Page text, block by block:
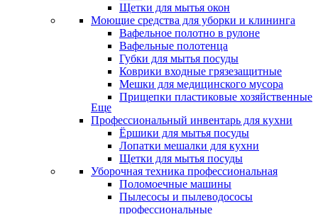
Щетки для мытья окон
Моющие средства для уборки и клининга
Вафельное полотно в рулоне
Вафельные полотенца
Губки для мытья посуды
Коврики входные грязезащитные
Мешки для медицинского мусора
Прищепки пластиковые хозяйственные
Еще
Профессиональный инвентарь для кухни
Ёршики для мытья посуды
Лопатки мешалки для кухни
Щетки для мытья посуды
Уборочная техника профессиональная
Поломоечные машины
Пылесосы и пылеводососы
профессиональные